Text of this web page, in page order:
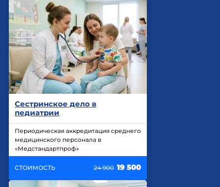
Сестринское дело в
педиатрии
Периодическая аккредитация среднего
медицинского персонала в
«Медстандартпроф»
СТОИМОСТЬ 24 900 19 500